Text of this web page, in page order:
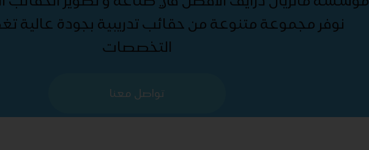
نوفر مجموعة متنوعة من حقائب تدريبية بجودة عالية
التخصصات
تواصل معنا